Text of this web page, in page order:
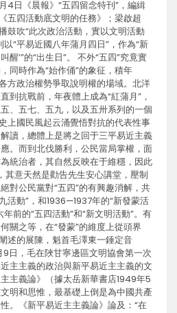
4日《晨報》“五四留念特刊”，編緝
五四活動底文明的任務》；梁啟超
鼓吹“此次政治活動，實以文明活動
“平易近國八年蒲月四日”，作為“新
醒’”的“出生日”。 不外“五四”究竟實
同時作為“始作俑”的象征，積年
方政治權勢爭取說明權的場域。北洋
到抗戰前，年夜體上成為“紅蒲月”，
、五七、五九，以及五卅系列的一個
上國民風起云涌覺悟對抗的代表性事
讀，總體上是將之回于三平易近主義
。而到北伐勝利，公民當局掌權，面
統治者，其自然反映在于維穩，因此
其意天然是勸告先生安心講堂，壓制
對公民黨對“五四”的有興趣消解，共
活動”，和1936—1937年的“新發蒙活
前的“五四活動”和“新文明活動”。有
關之等，在“發蒙”的維度上從頭界
述的展陳，魁首毛澤東一錘定音
9日，毛在陜甘寧邊區文明協會第一次
主主義的政治與新平易近主主義的文
主義論》（據太岳新華書店1949年5
明和思惟，最基礎上倒是為中國共產
。《新平易近主主義論》論及：“在